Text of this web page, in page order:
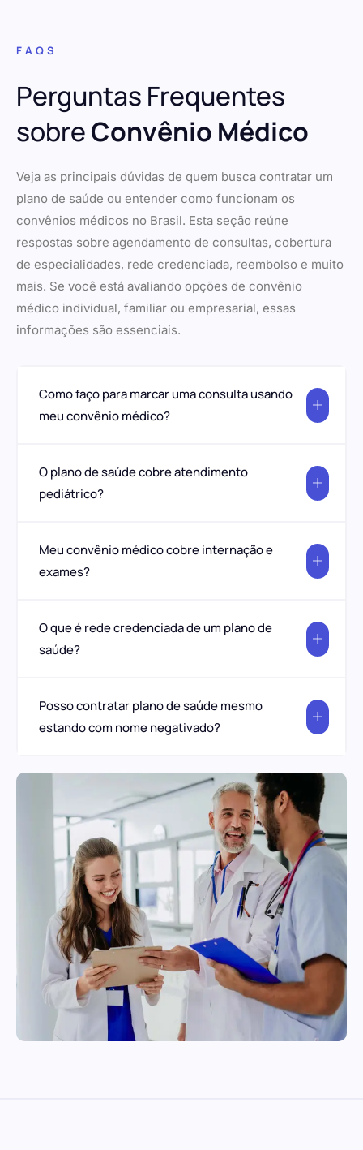
FAQS
Perguntas Frequentes
sobreConvênio Médico
Veja as principais dúvidas de quem busca contratar um
plano de saúde ou entender como funcionam os
convênios médicos no Brasil. Esta seção reúne
respostas sobre agendamento de consultas, cobertura
de especialidades, rede credenciada, reembolso e muito
mais. Se você está avaliando opções de convênio
médico individual, familiar ou empresarial, essas
informações são essenciais.
Como faço para marcar uma consulta usando
meu convênio médico?
O plano de saúde cobre atendimento
pediátrico?
Meu convênio médico cobre internação e
exames?
O que é rede credenciada de um plano de
saúde?
Posso contratar plano de saúde mesmo
estando com nome negativado?